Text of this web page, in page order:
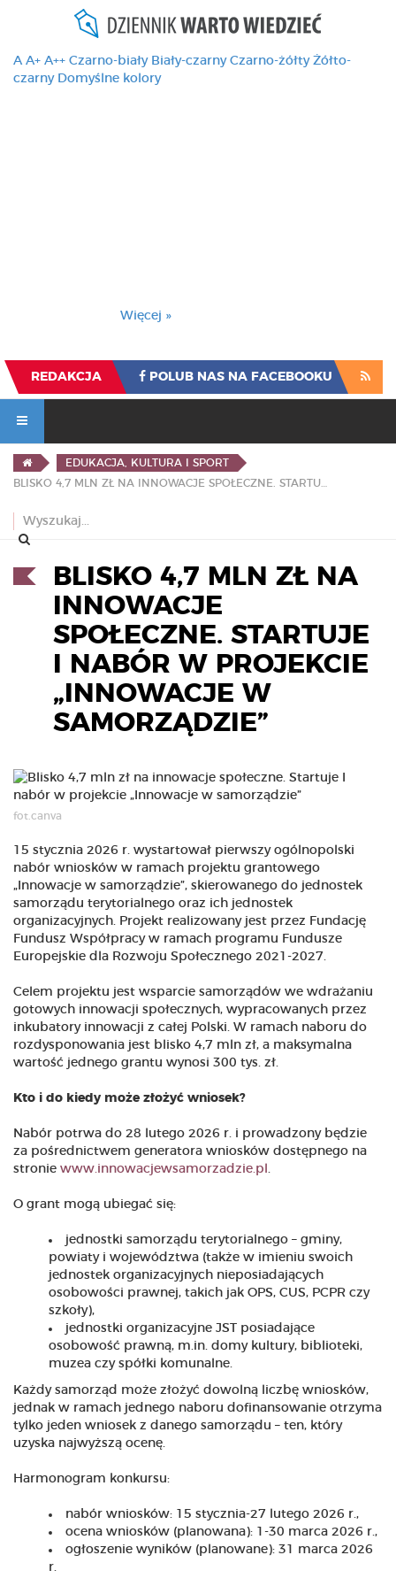
A A+ A++ Czarno-biały Biały-czarny Czarno-żółty Żółto-
czarny Domyślne kolory
Więcej »
REDAKCJA POLUB NAS NA FACEBOOKU
EDUKACJA, KULTURA I SPORT
BLISKO 4,7 MLN ZŁ NA
INNOWACJE
SPOŁECZNE. STARTUJE
I NABÓR W PROJEKCIE
„INNOWACJE W
SAMORZĄDZIE”
fot.canva
15 stycznia 2026 r. wystartował pierwszy ogólnopolski
nabór wniosków w ramach projektu grantowego
„Innowacje w samorządzie”, skierowanego do jednostek
samorządu terytorialnego oraz ich jednostek
organizacyjnych. Projekt realizowany jest przez Fundację
Fundusz Współpracy w ramach programu Fundusze
Europejskie dla Rozwoju Społecznego 2021-2027.
Celem projektu jest wsparcie samorządów we wdrażaniu
gotowych innowacji społecznych, wypracowanych przez
inkubatory innowacji z całej Polski. W ramach naboru do
rozdysponowania jest blisko 4,7 mln zł, a maksymalna
wartość jednego grantu wynosi 300 tys. zł.
Kto i do kiedy może złożyć wniosek?
Nabór potrwa do 28 lutego 2026 r. i prowadzony będzie
za pośrednictwem generatora wniosków dostępnego na
stronie www.innowacjewsamorzadzie.pl .
O grant mogą ubiegać się:
jednostki samorządu terytorialnego – gminy,
powiaty i województwa (także w imieniu swoich
jednostek organizacyjnych nieposiadających
osobowości prawnej, takich jak OPS, CUS, PCPR czy
szkoły),
jednostki organizacyjne JST posiadające
osobowość prawną, m.in. domy kultury, biblioteki,
muzea czy spółki komunalne.
Każdy samorząd może złożyć dowolną liczbę wniosków,
jednak w ramach jednego naboru dofinansowanie otrzyma
tylko jeden wniosek z danego samorządu – ten, który
uzyska najwyższą ocenę.
Harmonogram konkursu:
nabór wniosków: 15 stycznia-27 lutego 2026 r.,
ocena wniosków (planowana): 1-30 marca 2026 r.,
ogłoszenie wyników (planowane): 31 marca 2026
r.